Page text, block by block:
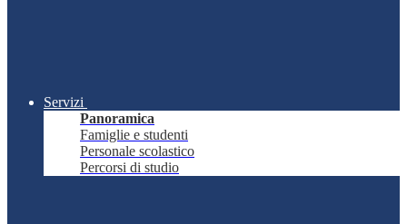
Servizi
Panoramica
Famiglie e studenti
Personale scolastico
Percorsi di studio